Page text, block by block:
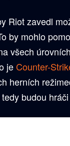
Riot zavedl
by mohlo
všech
jeCounter-
herních
budou